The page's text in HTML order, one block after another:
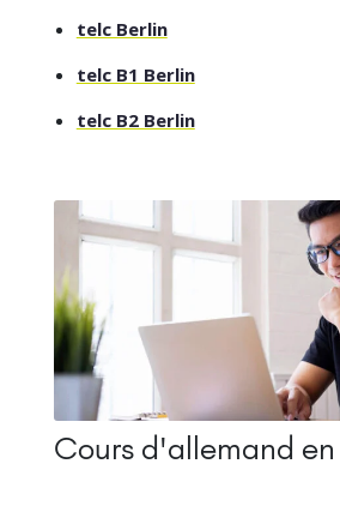
telc Berlin
telc B1 Berlin
telc B2 Berlin
Cours d'allemand